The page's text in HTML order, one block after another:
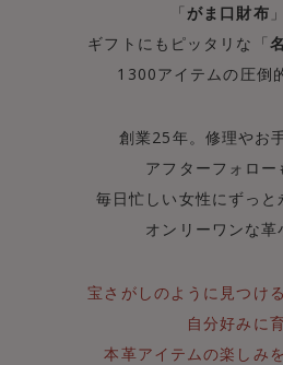
「 がま口財布
ギフトにもピッタリな「
1300アイテムの圧倒
創業25年。修理やお
アフターフォロー
毎日忙しい女性にずっと
オンリーワンな革
宝さがしのように見つけ
自分好みに
本革アイテムの楽しみ